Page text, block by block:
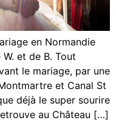
en Normandie
et de B. Tout
le mariage, par une
et Canal St
déjà le super sourire
au Château […]